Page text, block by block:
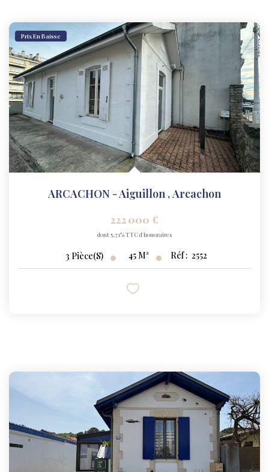
Prix En Baisse
ARCACHON - Aiguillon ,Arcachon
222 000 €
dont 5,71% TTC d'honoraires
3 Pièce(s) 45 M² Réf : 2552